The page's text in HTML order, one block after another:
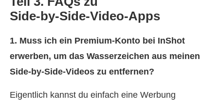
Side‑by‑Side‑Video‑Apps
1. Muss ich ein Premium‑Konto bei InShot
erwerben, um das Wasserzeichen aus meinen
Side‑by‑Side‑Videos zu entfernen?
Eigentlich kannst du einfach eine Werbung